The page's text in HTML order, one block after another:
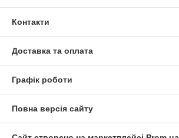
Контакти
Доставка та оплата
Графік роботи
Повна версія сайту